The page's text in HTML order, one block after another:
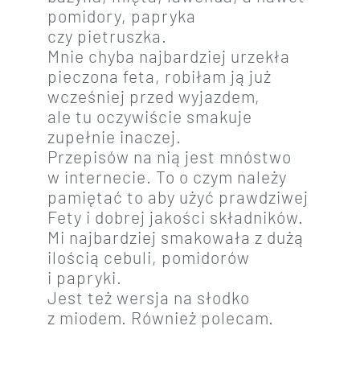
pomidory, papryka
czy pietruszka.
Mnie chyba najbardziej urzekła
pieczona feta, robiłam ją już
wcześniej przed wyjazdem,
ale tu oczywiście smakuje
zupełnie inaczej.
Przepisów na nią jest mnóstwo
w internecie. To o czym należy
pamiętać to aby użyć prawdziwej
Fety i dobrej jakości składników.
Mi najbardziej smakowała z dużą
ilością cebuli, pomidorów
i papryki.
Jest też wersja na słodko
z miodem. Również polecam.